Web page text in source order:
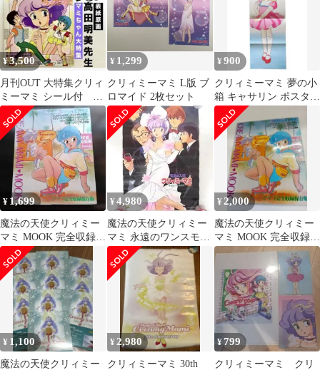
¥3,500
月刊OUT 大特集クリィ
ミーマミ シール付 バ
イファム ダンバイン ボ
トムズ
¥ 1,299
クリィミーマミ L版 ブ
ロマイド 2枚セット
¥900
クリィミーマミ 夢の小
箱 キャサリン ポスター
Z649
¥ 1,699
魔法の天使クリィミー
マミ MOOK 完全収録保
存版 ☆付録ポスター無
し
¥ 4,980
魔法の天使クリィミー
マミ 永遠のワンスモア
B2ポスター EMOTION
¥ 2,000
魔法の天使クリィミー
マミ MOOK 完全収録保
存版
¥ 1,100
魔法の天使クリィミー
¥ 2,980
クリィミーマミ 30th
¥799
クリィミーマミ クリ